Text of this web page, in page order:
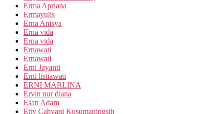
Erma Apriana
Ermayulis
Erna Anisya
Erna vida
Erna vida
Ernawati
Ernawati
Erni Jayanti
Erni listiawati
ERNI MARLINA
Ervin nur diana
Esan Adam
Etty Cahyani Kusumaningsih